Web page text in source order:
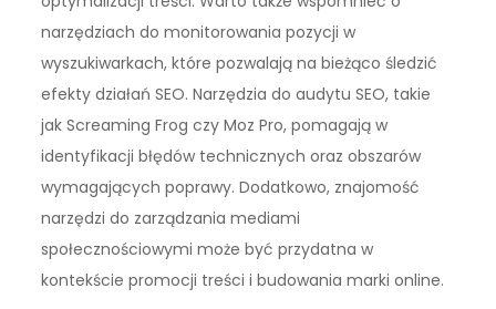
narzędziach do monitorowania pozycji w
wyszukiwarkach, które pozwalają na bieżąco śledzić
efekty działań SEO. Narzędzia do audytu SEO, takie
jak Screaming Frog czy Moz Pro, pomagają w
identyfikacji błędów technicznych oraz obszarów
wymagających poprawy. Dodatkowo, znajomość
narzędzi do zarządzania mediami
społecznościowymi może być przydatna w
kontekście promocji treści i budowania marki online.